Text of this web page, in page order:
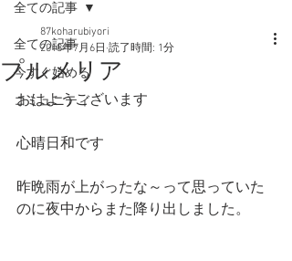
全ての記事
今すぐ始める
コミュニティ
全ての記事
プルメリア
87koharubiyori
2018年7月6日 読了時間: 1分
おはようございます
心晴日和です
昨晩雨が上がったな～って思っていた
のに夜中からまた降り出しました。